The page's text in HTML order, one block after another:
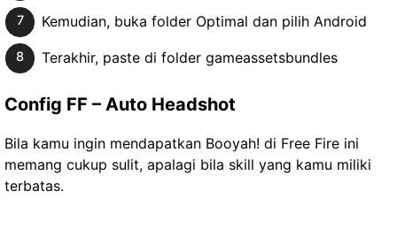
Kemudian, buka folder Optimal dan pilih Android
Terakhir, paste di folder gameassetsbundles
Config FF – Auto Headshot
Bila kamu ingin mendapatkan Booyah! di Free Fire ini
memang cukup sulit, apalagi bila skill yang kamu miliki
terbatas.